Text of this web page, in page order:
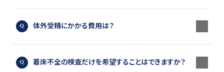
体外受精にかかる費用は？
着床不全の検査だけを希望することはできますか？